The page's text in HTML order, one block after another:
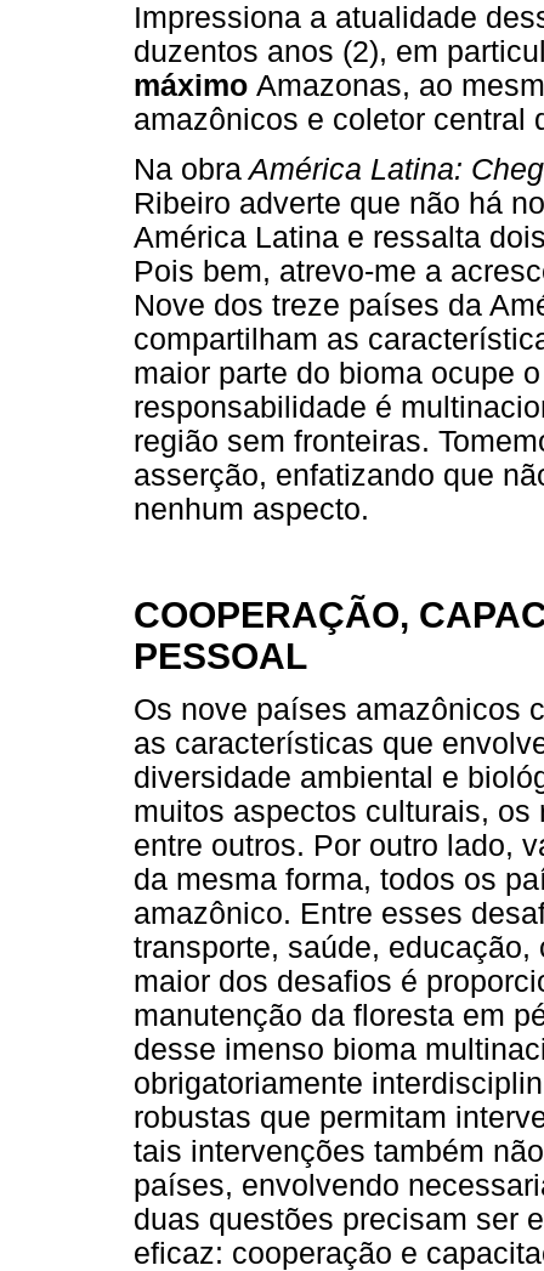
Impressiona a atualidade
duzentos anos (2), em
máximo Amazonas, ao
amazônicos e coletor central
Na obraAmérica Latina:
Ribeiro adverte que não há
América Latina e ressalta
Pois bem, atrevo-me a
Nove dos treze países da
compartilham as
maior parte do bioma ocupe
responsabilidade é
região sem fronteiras.
asserção, enfatizando que
nenhum aspecto.
COOPERAÇÃO,
PESSOAL
Os nove países amazônicos
as características que
diversidade ambiental e
muitos aspectos culturais,
entre outros. Por outro lado,
da mesma forma, todos os
amazônico. Entre esses
transporte, saúde,
maior dos desafios é
manutenção da floresta em
desse imenso bioma
obrigatoriamente
robustas que permitam
tais intervenções também
países, envolvendo
duas questões precisam ser
eficaz: cooperação e